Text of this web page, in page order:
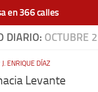
en 366 calles
DIARIO: OCTUBRE
J. ENRIQUE DÍAZ
Levante